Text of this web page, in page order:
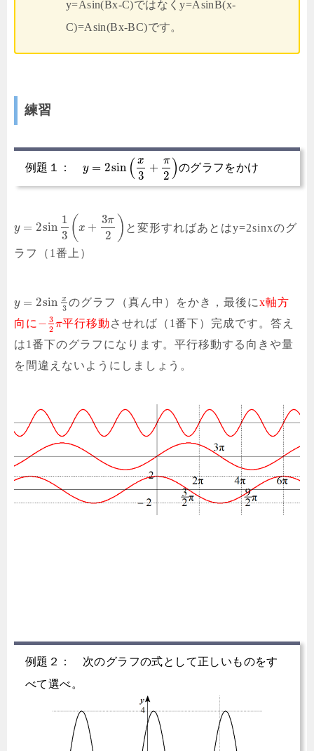
y=Asin(Bx-C)ではなくy=AsinB(x-
C)=Asin(Bx-BC)です。
練習
例題１： y = 2sin ( x
3
+
π
2 )のグラフをかけ
y = 2sin
1
3 ( x +
3π
2 ) と変形すればあとはy=2sinxのグ
ラフ（1番上）
y = 2sin x
3 のグラフ（真ん中）をかき，最後にx軸方
向に − 3
2 π平行移動 させれば（1番下）完成です。答え
は1番下のグラフになります。平行移動する向きや量
を間違えないようにしましょう。
例題２： 次のグラフの式として正しいものをす
べて選べ。